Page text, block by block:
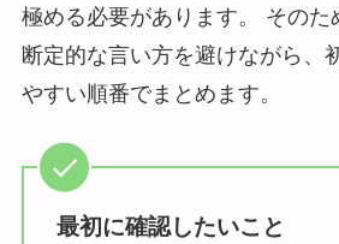
極める必要があります。 そのた
断定的な言い方を避けながら、
やすい順番でまとめます。
最初に確認したいこと